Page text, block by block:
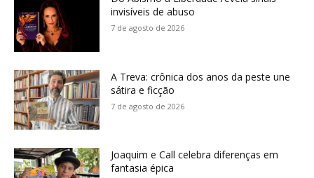
invisíveis de abuso
7 de agosto de 2026
A Treva: crônica dos anos da peste une
sátira e ficção
7 de agosto de 2026
Joaquim e Call celebra diferenças em
fantasia épica